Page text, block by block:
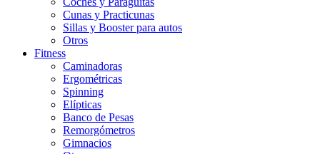
Cunas y Practicunas
Sillas y Booster para autos
Otros
Fitness
Caminadoras
Ergométricas
Spinning
Elípticas
Banco de Pesas
Remorgómetros
Gimnacios